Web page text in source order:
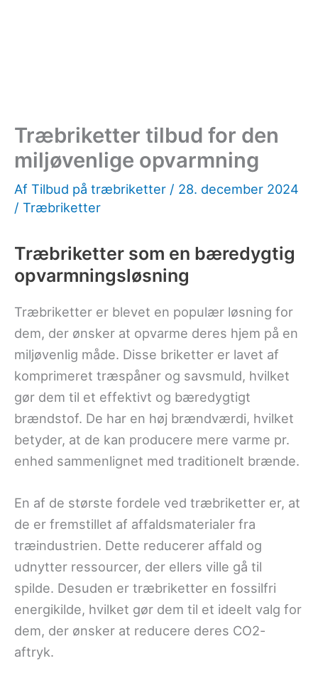
Træbriketter tilbud for den
miljøvenlige opvarmning
Af Tilbud på træbriketter / 28. december 2024
/ Træbriketter
Træbriketter som en bæredygtig
opvarmningsløsning
Træbriketter er blevet en populær løsning for
dem, der ønsker at opvarme deres hjem på en
miljøvenlig måde. Disse briketter er lavet af
komprimeret træspåner og savsmuld, hvilket
gør dem til et effektivt og bæredygtigt
brændstof. De har en høj brændværdi, hvilket
betyder, at de kan producere mere varme pr.
enhed sammenlignet med traditionelt brænde.
En af de største fordele ved træbriketter er, at
de er fremstillet af affaldsmaterialer fra
træindustrien. Dette reducerer affald og
udnytter ressourcer, der ellers ville gå til
spilde. Desuden er træbriketter en fossilfri
energikilde, hvilket gør dem til et ideelt valg for
dem, der ønsker at reducere deres CO2-
aftryk.